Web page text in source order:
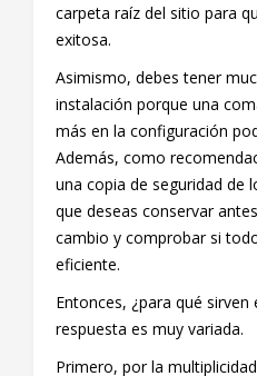
carpeta raíz del sitio para
exitosa.
Asimismo, debes tener
instalación porque una
más en la configuración
Además, como
una copia de seguridad de
que deseas conservar
cambio y comprobar si
eficiente.
Entonces, ¿para qué
respuesta es muy variada.
Primero, por la